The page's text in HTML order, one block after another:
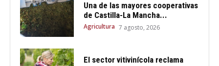
Una de las mayores cooperativas
de Castilla-La Mancha...
Agricultura 7 agosto, 2026
El sector vitivinícola reclama